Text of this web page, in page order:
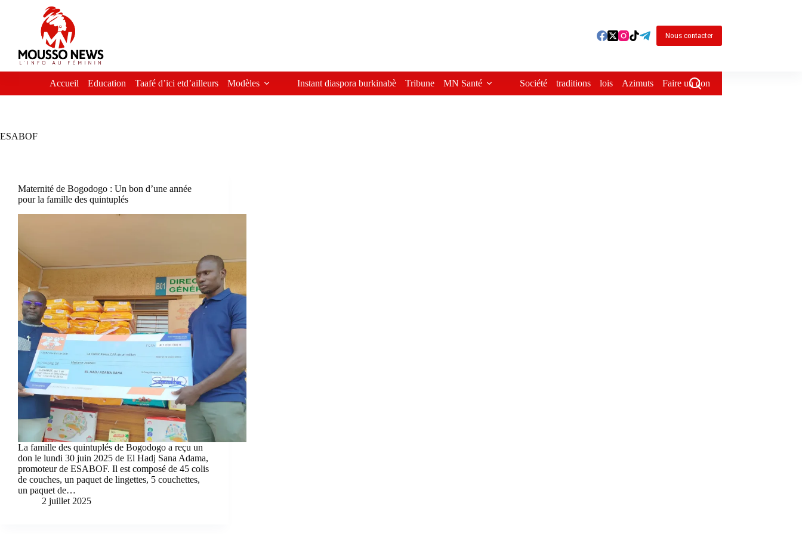
Nous contacter
Accueil Education Taafé d’ici etd’ailleurs Modèles Instant diaspora burkinabè Tribune MN Santé Société traditions lois Azimuts Faire un don
ESABOF
Maternité de Bogodogo : Un bon d’une année
pour la famille des quintuplés
La famille des quintuplés de Bogodogo a reçu un
don le lundi 30 juin 2025 de El Hadj Sana Adama,
promoteur de ESABOF. Il est composé de 45 colis
de couches, un paquet de lingettes, 5 couchettes,
un paquet de…
2 juillet 2025